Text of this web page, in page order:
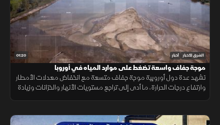
01:20 الشرق للأخبار أخبار
موجة جفاف واسعة تضغط على موارد المياه في أوروبا
تشهد عدة دول أوروبية موجة جفاف متسعة مع انخفاض معدلات الأمطار
وارتفاع درجات الحرارة، ما أدى إلى تراجع مستويات الأنهار والخزانات وزيادة